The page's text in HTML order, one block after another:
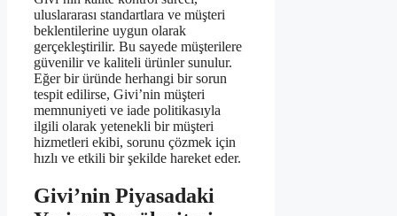
uluslararası standartlara ve müşteri
beklentilerine uygun olarak
gerçekleştirilir. Bu sayede müşterilere
güvenilir ve kaliteli ürünler sunulur.
Eğer bir üründe herhangi bir sorun
tespit edilirse, Givi’nin müşteri
memnuniyeti ve iade politikasıyla
ilgili olarak yetenekli bir müşteri
hizmetleri ekibi, sorunu çözmek için
hızlı ve etkili bir şekilde hareket eder.
Givi’nin Piyasadaki